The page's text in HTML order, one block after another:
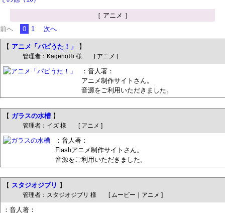
［ アニメ ］
前へ
0 1 次へ
【 アニメ「パピうた！」 】
管理者：KagenoЯi 様 [ アニメ ]
：音人著：
アニメ制作サイトさん。
音源をご利用いただきました。
【 ガラスの水槽 】
管理者：イズ 様 [ アニメ ]
：音人著：
Flashアニメ制作サイトさん。
音源をご利用いただきました。
【 スタジオジブリ 】
管理者：スタジオジブリ 様 [ ムービー｜アニメ ]
：音人著：